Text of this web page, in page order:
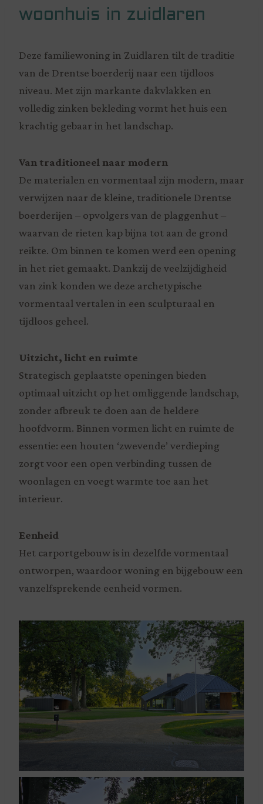
woonhuis in zuidlaren
Deze familiewoning in Zuidlaren tilt de traditie
van de Drentse boerderij naar een tijdloos
niveau. Met zijn markante dakvlakken en
volledig zinken bekleding vormt het huis een
krachtig gebaar in het landschap.
Van traditioneel naar modern
De materialen en vormentaal zijn modern, maar
verwijzen naar de kleine, traditionele Drentse
boerderijen – opvolgers van de plaggenhut –
waarvan de rieten kap bijna tot aan de grond
reikte. Om binnen te komen werd een opening
in het riet gemaakt. Dankzij de veelzijdigheid
van zink konden we deze archetypische
vormentaal vertalen in een sculpturaal en
tijdloos geheel.
Uitzicht, licht en ruimte
Strategisch geplaatste openingen bieden
optimaal uitzicht op het omliggende landschap,
zonder afbreuk te doen aan de heldere
hoofdvorm. Binnen vormen licht en ruimte de
essentie: een houten ‘zwevende’ verdieping
zorgt voor een open verbinding tussen de
woonlagen en voegt warmte toe aan het
interieur.
Eenheid
Het carportgebouw is in dezelfde vormentaal
ontworpen, waardoor woning en bijgebouw een
vanzelfsprekende eenheid vormen.